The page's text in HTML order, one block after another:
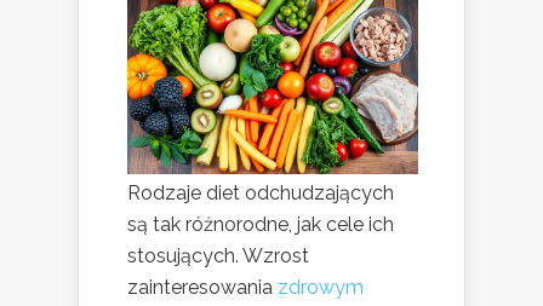
Rodzaje diet odchudzających
są tak różnorodne, jak cele ich
stosujących. Wzrost
zainteresowania zdrowym